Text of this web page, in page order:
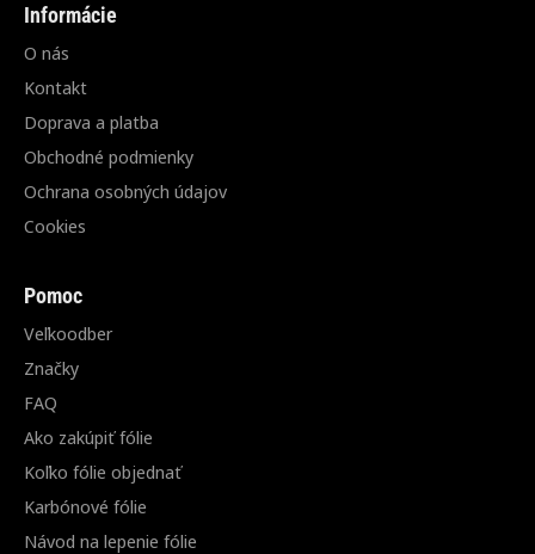
Informácie
O nás
Kontakt
Doprava a platba
Obchodné podmienky
Ochrana osobných údajov
Cookies
Pomoc
Veľkoodber
Značky
FAQ
Ako zakúpiť fólie
Koľko fólie objednať
Karbónové fólie
Návod na lepenie fólie